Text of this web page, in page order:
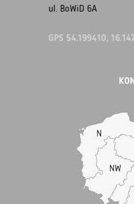
ul. BoWiD 6A
GPS 54.199410,